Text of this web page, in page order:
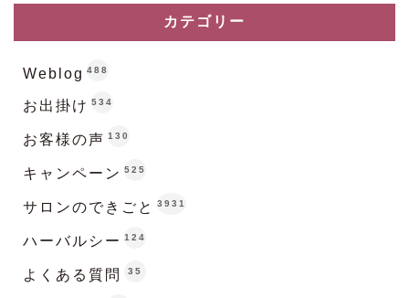
カテゴリー
Weblog 488
お出掛け 534
お客様の声 130
キャンペーン 525
サロンのできごと 3931
ハーバルシー 124
よくある質問 35